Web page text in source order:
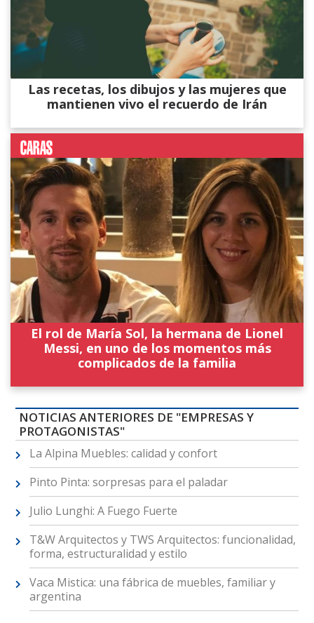
Las recetas, los dibujos y las mujeres que
mantienen vivo el recuerdo de Irán
El rol de María Sol, la hermana de Lionel
Messi, en uno de los momentos más
complicados de la familia
NOTICIAS ANTERIORES DE "EMPRESAS Y
PROTAGONISTAS"
La Alpina Muebles: calidad y confort
Pinto Pinta: sorpresas para el paladar
Julio Lunghi: A Fuego Fuerte
T&W Arquitectos y TWS Arquitectos: funcionalidad,
forma, estructuralidad y estilo
Vaca Mistica: una fábrica de muebles, familiar y
argentina